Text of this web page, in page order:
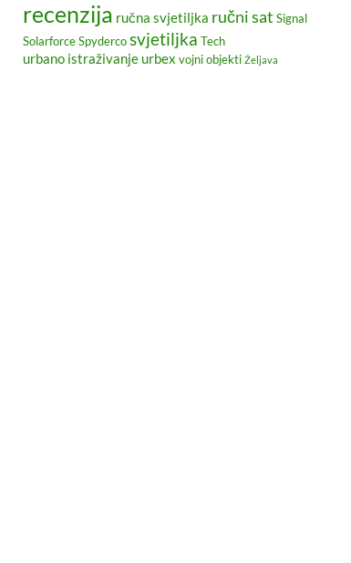
svjetiljki
recenzija ručna svjetiljka ručni sat Signal
Solarforce Spyderco svjetiljka Tech
urbano istraživanje urbex vojni objekti Željava